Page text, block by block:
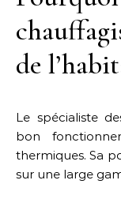
de
Le spécialiste
bon
thermiques. Sa
sur une large